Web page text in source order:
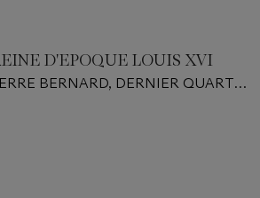
D'EPOQUE LOUIS XVI
BERNARD, DERNIER QUART